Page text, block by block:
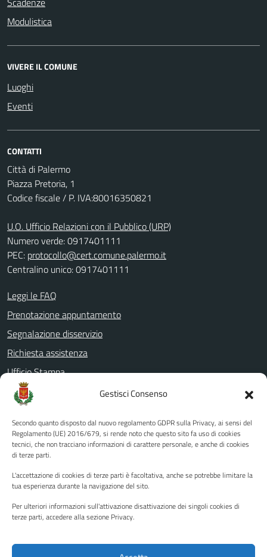
Gestisci Consenso
Secondo quanto disposto dal nuovo regolamento GDPR sulla Privacy, ai sensi del
Regolamento (UE) 2016/679, si rende noto che questo sito fa uso di cookies
tecnici, che non tracciano informazioni di carattere personale, e anche di cookies
di terze parti.
L'accettazione di cookies di terze parti è facoltativa, anche se potrebbe limitare la
tua esperienza durante la navigazione del sito.
Per ulteriori informazioni sull'attivazione disattivazione dei singoli cookies di
terze parti, accedere alla sezione Privacy.
Modulistica
VIVERE IL COMUNE
Luoghi
Eventi
CONTATTI
Città di Palermo
Piazza Pretoria, 1
Codice fiscale / P. IVA:80016350821
U.O. Ufficio Relazioni con il Pubblico (URP)
Numero verde: 0917401111
PEC: protocollo@cert.comune.palermo.it
Centralino unico: 0917401111
Leggi le FAQ
Prenotazione appuntamento
Segnalazione disservizio
Richiesta assistenza
Ufficio Stampa
Amministrazione Trasparente
Albo pretorio
Informativa privacy
Note legali
Piano di miglioramento del sito
Instagram